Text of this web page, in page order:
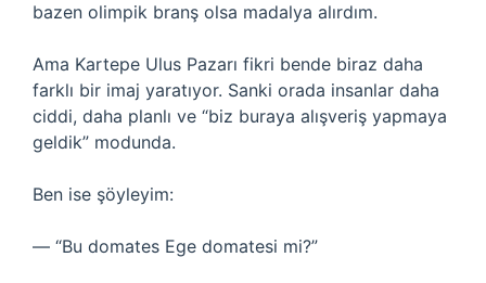
bazen olimpik branş olsa madalya alırdım.
Ama Kartepe Ulus Pazarı fikri bende biraz daha
farklı bir imaj yaratıyor. Sanki orada insanlar daha
ciddi, daha planlı ve “biz buraya alışveriş yapmaya
geldik” modunda.
Ben ise şöyleyim:
— “Bu domates Ege domatesi mi?”